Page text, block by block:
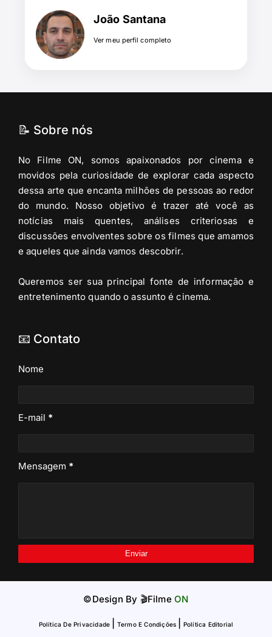
João Santana
Ver meu perfil completo
📝 Sobre nós
No Filme ON, somos apaixonados por cinema e
movidos pela curiosidade de explorar cada aspecto
dessa arte que encanta milhões de pessoas ao redor
do mundo. Nosso objetivo é trazer até você as
notícias mais quentes, análises criteriosas e
discussões envolventes sobre os filmes que amamos
e aqueles que ainda vamos descobrir.
Queremos ser sua principal fonte de informação e
entretenimento quando o assunto é cinema.
📧 Contato
Nome
E-mail *
Mensagem *
©Design By 🎬Filme ON
Política De Privacidade Termo E Condições Política Editorial